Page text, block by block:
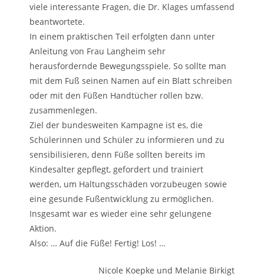
viele interessante Fragen, die Dr. Klages umfassend
beantwortete.
In einem praktischen Teil erfolgten dann unter
Anleitung von Frau Langheim sehr
herausfordernde Bewegungsspiele. So sollte man
mit dem Fuß seinen Namen auf ein Blatt schreiben
oder mit den Füßen Handtücher rollen bzw.
zusammenlegen.
Ziel der bundesweiten Kampagne ist es, die
Schülerinnen und Schüler zu informieren und zu
sensibilisieren, denn Füße sollten bereits im
Kindesalter gepflegt, gefordert und trainiert
werden, um Haltungsschäden vorzubeugen sowie
eine gesunde Fußentwicklung zu ermöglichen.
Insgesamt war es wieder eine sehr gelungene
Aktion.
Also: … Auf die Füße! Fertig! Los! …
Nicole Koepke und Melanie Birkigt